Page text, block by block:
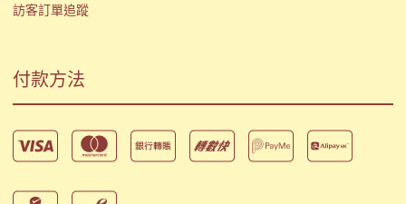
訪客訂單追蹤
付款方法